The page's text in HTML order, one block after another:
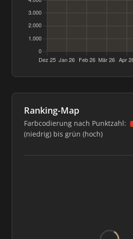
Ranking-Map
Farbcodierung nach Punktzahl:
(niedrig) bis grün (hoch)